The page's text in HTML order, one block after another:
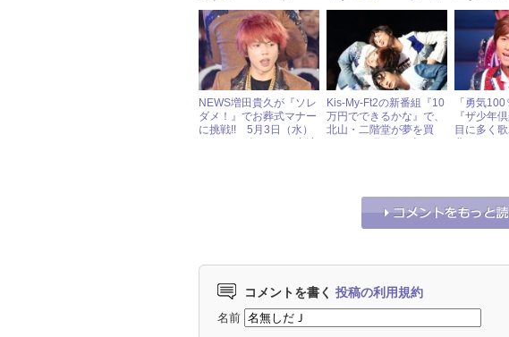
ル出演情報
ル出演情報
NEWS増田貴久が『ソレ
ダメ！』でお葬式マナー
に挑戦!! 5月3日（水）
Kis-My-Ft2の新番組『10
万円でできるかな』で、
北山・二階堂が夢を買
「勇気
『ザ少年
目に多く
コメントを書く 投稿の利用規約
名前